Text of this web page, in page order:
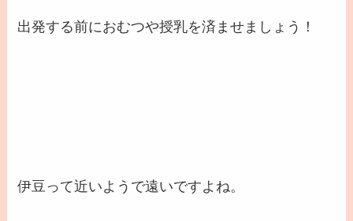
出発する前におむつや授乳を済ませましょう！
伊豆って近いようで遠いですよね。